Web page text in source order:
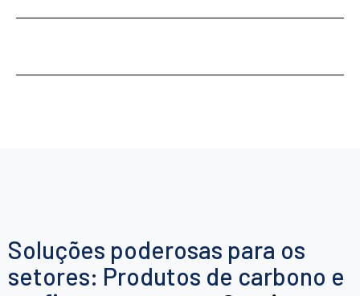
Soluções poderosas para os
setores: Produtos de carbono e